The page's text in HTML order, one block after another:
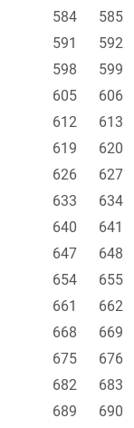
584
585
591
592
598
599
605
606
612
613
619
620
626
627
633
634
640
641
647
648
654
655
661
662
668
669
675
676
682
683
689
690